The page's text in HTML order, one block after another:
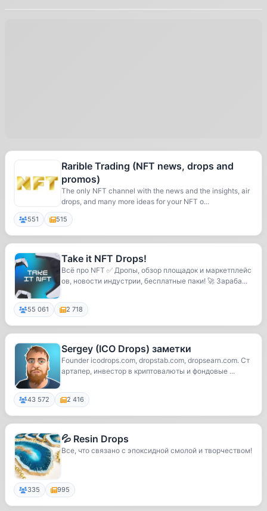
Rarible Trading (NFT news, drops and
promos)
The only NFT channel with the news and the insights, air
drops, and many more ideas for your NFT o...
551 515
Take it NFT Drops!
Всё про NFT ✅ Дропы, обзор площадок и маркетплейс
ов, новости индустрии, бесплатные паки! 🚀 Зараба...
55 061 2 718
Sergey (ICO Drops) заметки
Founder icodrops.com, dropstab.com, dropsearn.com. Ст
артапер, инвестор в криптовалюты и фондовые ...
43 572 2 416
💦 Resin Drops
Все, что связано с эпоксидной смолой и творчеством!
335 995